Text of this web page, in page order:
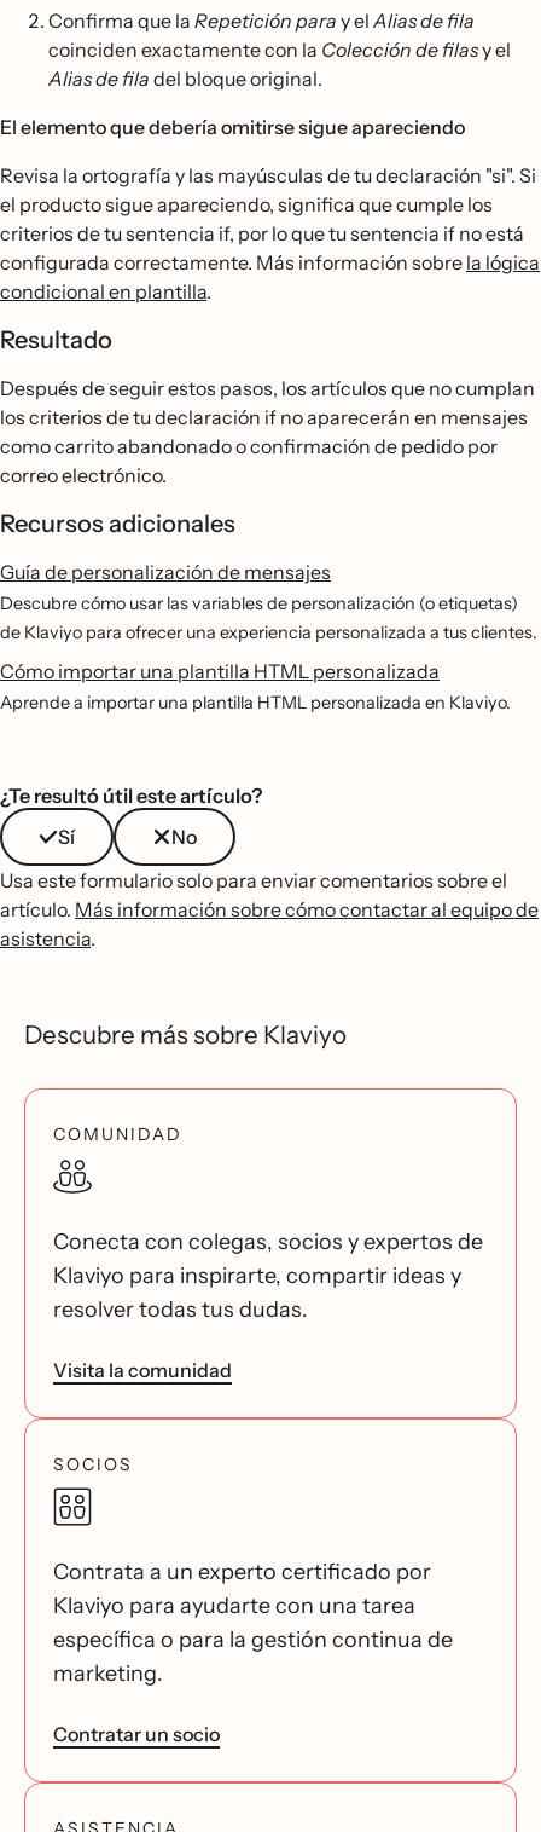
Confirma que la Repetición para y el Alias de fila
coinciden exactamente con la Colección de filasy el
Alias de fila del bloque original.
El elemento que debería omitirse sigue apareciendo
Revisa la ortografía y las mayúsculas de tu declaración "si". Si
el producto sigue apareciendo, significa que cumple los
criterios de tu sentencia if, por lo que tu sentencia if no está
configurada correctamente. Más información sobre la lógica
condicional en plantilla.
Resultado
Después de seguir estos pasos, los artículos que no cumplan
los criterios de tu declaración if no aparecerán en mensajes
como carrito abandonado o confirmación de pedido por
correo electrónico.
Recursos adicionales
Guía de personalización de mensajes
Descubre cómo usar las variables de personalización (o etiquetas)
de Klaviyo para ofrecer una experiencia personalizada a tus clientes.
Cómo importar una plantilla HTML personalizada
Aprende a importar una plantilla HTML personalizada en Klaviyo.
¿Te resultó útil este artículo?
Sí
No
Usa este formulario solo para enviar comentarios sobre el
artículo. Más información sobre cómo contactar al equipo de
asistencia.
Descubre más sobre Klaviyo
COMUNIDAD
Conecta con colegas, socios y expertos de
Klaviyo para inspirarte, compartir ideas y
resolver todas tus dudas.
Visita la comunidad
SOCIOS
Contrata a un experto certificado por
Klaviyo para ayudarte con una tarea
específica o para la gestión continua de
marketing.
Contratar un socio